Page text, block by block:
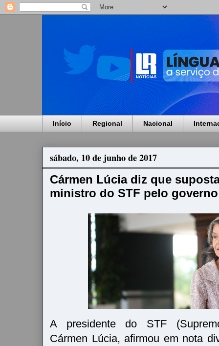
Início Regional Nacional
sábado, 10 de junho de 2017
Cármen Lúcia diz que
ministro do STF pelo
A presidente do STF
Cármen Lúcia, afirmou em nota